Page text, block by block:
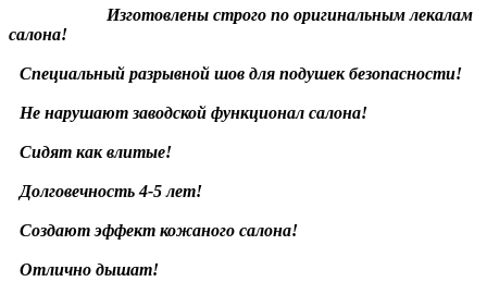
Изготовлены строго по оригинальным лекалам
салона!
Специальный разрывной шов для подушек безопасности!
Не нарушают заводской функционал салона!
Сидят как влитые!
Долговечность 4-5 лет!
Создают эффект кожаного салона!
Отлично дышат!